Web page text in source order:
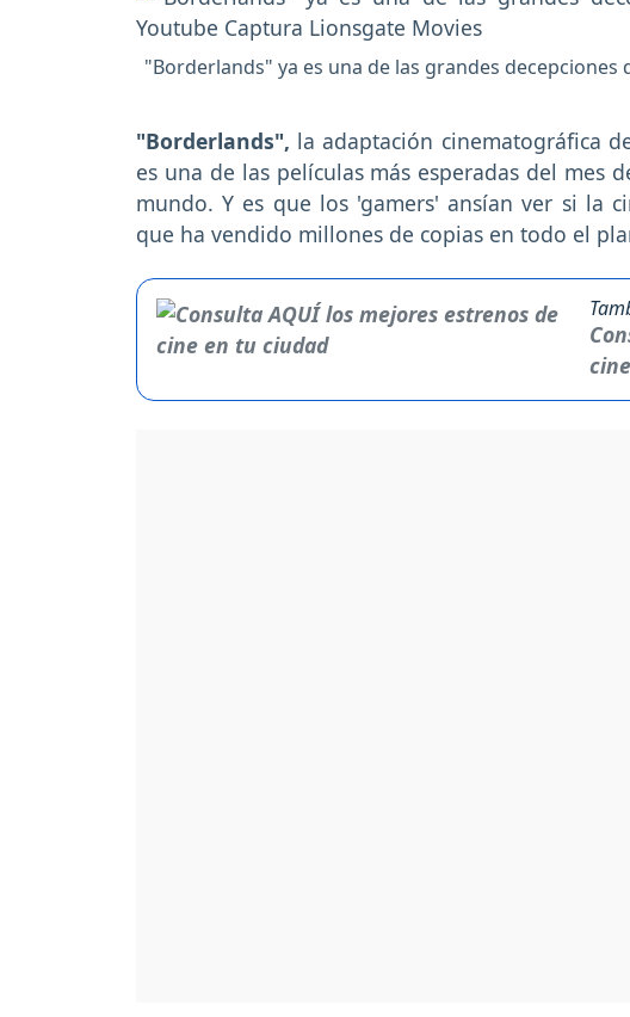
"Borderlands" ya es una de las grandes decepciones
"Borderlands", la adaptación cinematográfica
es una de las películas más esperadas del mes
mundo. Y es que los 'gamers' ansían ver si la
que ha vendido millones de copias en todo el